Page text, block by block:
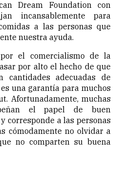
Dream Foundation con
incansablemente para
a las personas que
nuestra ayuda.
el comercialismo de la
por alto el hecho de que
cantidades adecuadas de
una garantía para muchos
Afortunadamente, muchas
el papel de buen
corresponde a las personas
cómodamente no olvidar a
no comparten su buena